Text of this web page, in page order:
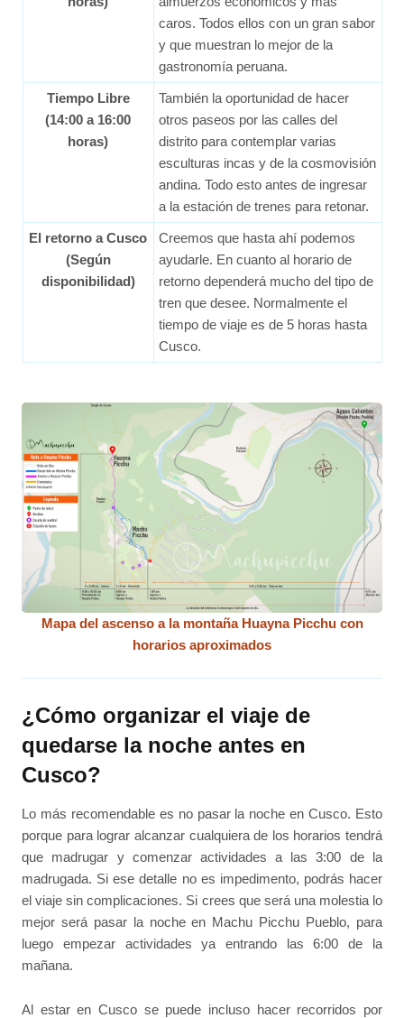
caros. Todos ellos con un gran sabor
y que muestran lo mejor de la
gastronomía peruana.
Tiempo Libre
(14:00 a 16:00
horas)
También la oportunidad de hacer
otros paseos por las calles del
distrito para contemplar varias
esculturas incas y de la cosmovisión
andina. Todo esto antes de ingresar
a la estación de trenes para retonar.
El retorno a Cusco
(Según
disponibilidad)
Creemos que hasta ahí podemos
ayudarle. En cuanto al horario de
retorno dependerá mucho del tipo de
tren que desee. Normalmente el
tiempo de viaje es de 5 horas hasta
Cusco.
Mapa del ascenso a la montaña Huayna Picchu con
horarios aproximados
¿Cómo organizar el viaje de
quedarse la noche antes en
Cusco?
Lo más recomendable es no pasar la noche en Cusco. Esto
porque para lograr alcanzar cualquiera de los horarios tendrá
que madrugar y comenzar actividades a las 3:00 de la
madrugada. Si ese detalle no es impedimento, podrás hacer
el viaje sin complicaciones. Si crees que será una molestia lo
mejor será pasar la noche en Machu Picchu Pueblo, para
luego empezar actividades ya entrando las 6:00 de la
mañana.
Al estar en Cusco se puede incluso hacer recorridos por